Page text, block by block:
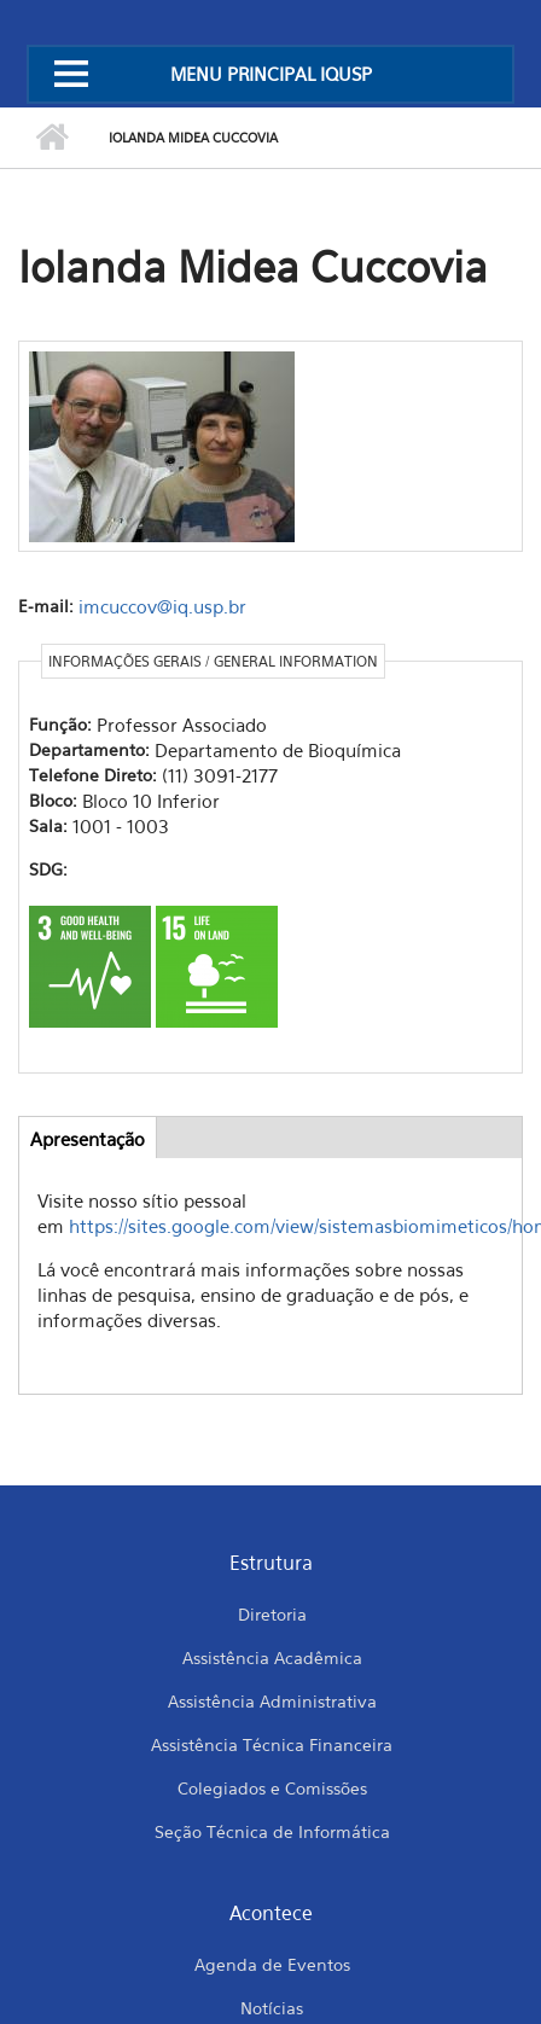
MENU PRINCIPAL IQUSP
IOLANDA MIDEA CUCCOVIA
Iolanda Midea Cuccovia
E-mail: imcuccov@iq.usp.br
INFORMAÇÕES GERAIS / GENERAL INFORMATION
Função: Professor Associado
Departamento: Departamento de Bioquímica
Telefone Direto: (11) 3091-2177
Bloco: Bloco 10 Inferior
Sala: 1001 - 1003
SDG:
Abas
Apresentação
ativa)
Visite nosso sítio pessoal
em https://sites.google.com/view/sistemasbiomimeticos/
Lá você encontrará mais informações sobre nossas
linhas de pesquisa, ensino de graduação e de pós, e
informações diversas.
Estrutura
Diretoria
Assistência Acadêmica
Assistência Administrativa
Assistência Técnica Financeira
Colegiados e Comissões
Seção Técnica de Informática
Acontece
Agenda de Eventos
Notícias